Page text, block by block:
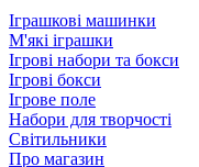
Іграшкові машинки
М'які іграшки
Ігрові набори та бокси
Ігрові бокси
Ігрове поле
Набори для творчості
Світильники
Про магазин